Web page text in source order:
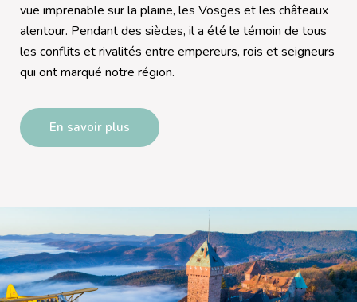
vue imprenable sur la plaine, les Vosges et les châteaux
alentour. Pendant des siècles, il a été le témoin de tous
les conflits et rivalités entre empereurs, rois et seigneurs
qui ont marqué notre région.
En savoir plus